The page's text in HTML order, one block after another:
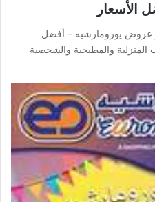
الأسعار
عروض يورومارشيه – أفضل
المنزلية والمطبخية والشخصية